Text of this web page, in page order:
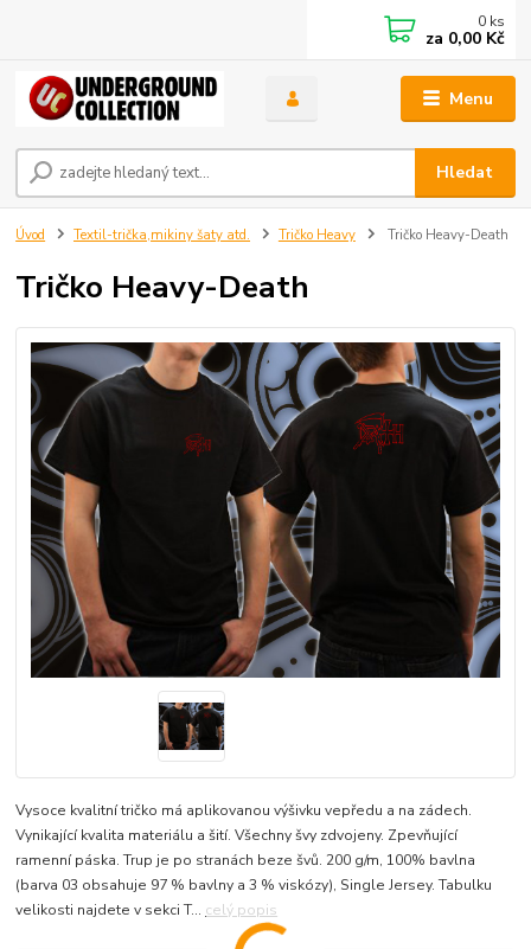
Menu
Hledat
0 ks
za 0,00 Kč
Úvod Textil-trička,mikiny šaty atd. Tričko Heavy Tričko Heavy-Death
Tričko Heavy-Death
Vysoce kvalitní tričko má aplikovanou výšivku vepředu a na zádech.
Vynikající kvalita materiálu a šití. Všechny švy zdvojeny. Zpevňující
ramenní páska. Trup je po stranách beze švů. 200 g/m, 100% bavlna
(barva 03 obsahuje 97 % bavlny a 3 % viskózy), Single Jersey. Tabulku
velikosti najdete v sekci T... celý popis